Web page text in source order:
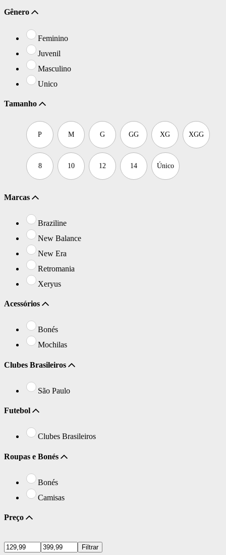
Gênero
Feminino
Juvenil
Masculino
Unico
Tamanho
P M G GG XG XGG
8 10 12 14 Único
Marcas
Braziline
New Balance
New Era
Retromania
Xeryus
Acessórios
Bonés
Mochilas
Clubes Brasileiros
São Paulo
Futebol
Clubes Brasileiros
Roupas e Bonés
Bonés
Camisas
Preço
Filtrar